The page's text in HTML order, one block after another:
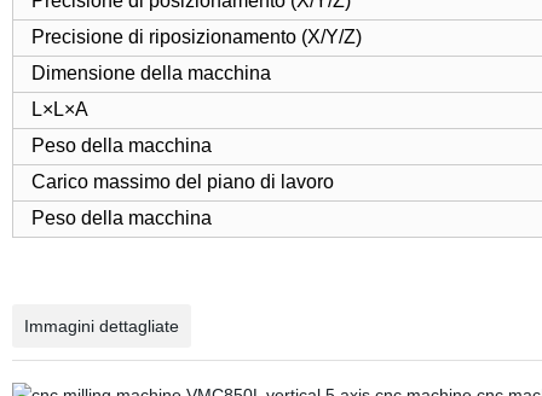
Precisione di riposizionamento (X/Y/Z)
Dimensione della macchina
L×L×A
Peso della macchina
Carico massimo del piano di lavoro
Peso della macchina
Immagini dettagliate